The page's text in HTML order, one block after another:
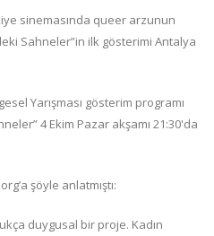
sinemasında queer arzunun
Sahneler”in ilk gösterimi Antalya
Yarışması gösterim programı
4 Ekim Pazar akşamı 21:30'da
şöyle anlatmıştı:
duygusal bir proje. Kadın